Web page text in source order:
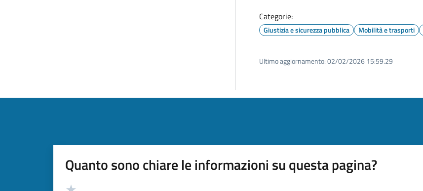
Categorie:
Giustizia e sicurezza pubblica Mobilità e trasporti
Ultimo aggiornamento:02/02/2026 15:59.29
Quanto sono chiare le informazioni su questa pagina?
Valutazione